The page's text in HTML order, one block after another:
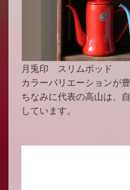
月兎印 スリムポッド
カラーバリエーションが
ちなみに代表の高山は、
しています。